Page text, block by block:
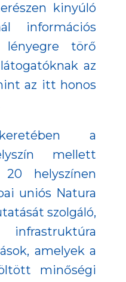
kinyúló
információs
lényegre törő
az
az itt honos
a
mellett
helyszínen
uniós Natura
szolgáló,
amelyek a
minőségi